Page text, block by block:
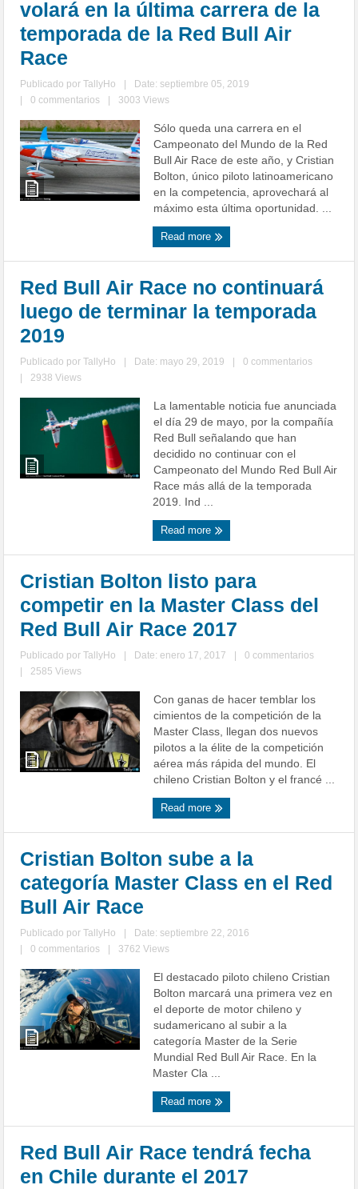
volará en la última carrera de la
temporada de la Red Bull Air
Race
Publicado porTallyHo
Date: septiembre 05, 2019
0 commentarios 3003 Views
Sólo queda una carrera en el
Campeonato del Mundo de la Red
Bull Air Race de este año, y Cristian
Bolton, único piloto latinoamericano
en la competencia, aprovechará al
máximo esta última oportunidad. ...
Read more
Red Bull Air Race no continuará
luego de terminar la temporada
2019
Publicado porTallyHo Date: mayo 29, 2019
0 commentarios
2938 Views
La lamentable noticia fue anunciada
el día 29 de mayo, por la compañía
Red Bull señalando que han
decidido no continuar con el
Campeonato del Mundo Red Bull Air
Race más allá de la temporada
2019. Ind ...
Read more
Cristian Bolton listo para
competir en la Master Class del
Red Bull Air Race 2017
Publicado porTallyHo Date: enero 17, 2017
0 commentarios
2585 Views
Con ganas de hacer temblar los
cimientos de la competición de la
Master Class, llegan dos nuevos
pilotos a la élite de la competición
aérea más rápida del mundo. El
chileno Cristian Bolton y el francé ...
Read more
Cristian Bolton sube a la
categoría Master Class en el Red
Bull Air Race
Publicado porTallyHo
Date: septiembre 22, 2016
0 commentarios 3762 Views
El destacado piloto chileno Cristian
Bolton marcará una primera vez en
el deporte de motor chileno y
sudamericano al subir a la
categoría Master de la Serie
Mundial Red Bull Air Race. En la
Master Cla ...
Read more
Red Bull Air Race tendrá fecha
en Chile durante el 2017